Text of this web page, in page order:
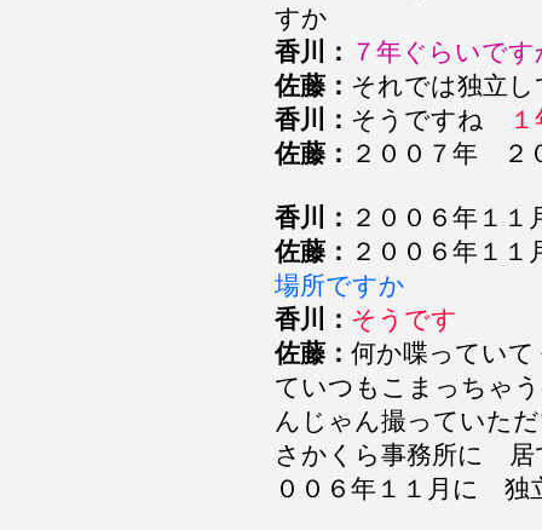
すか
香川： ７年ぐらいで
佐藤： それでは独立
香川： そうですね １
佐藤： ２００７年 ２
香川： ２００６年１１
佐藤： ２００６年１
場所ですか
香川： そうです
佐藤： 何か喋ってい
ていつもこまっちゃ
んじゃん撮ってい
さかくら事務所に
００６年１１月に 独